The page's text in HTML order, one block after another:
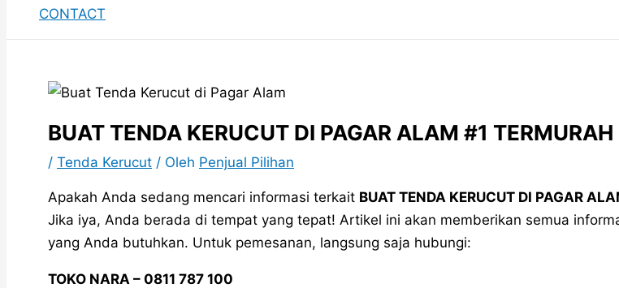
CONTACT
BUAT TENDA KERUCUT DI PAGAR ALAM #1 TERMURAH
/ Tenda Kerucut / Oleh Penjual Pilihan
Apakah Anda sedang mencari informasi terkait BUAT TENDA KERUCUT DI PAGAR
Jika iya, Anda berada di tempat yang tepat! Artikel ini akan memberikan semua
yang Anda butuhkan. Untuk pemesanan, langsung saja hubungi:
TOKO NARA – 0811 787 100